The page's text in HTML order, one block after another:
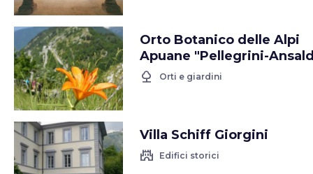
Orto Botanico delle Alpi
Apuane "Pellegrini-
nature Orti e giardini
Villa Schiff Giorgini
castle Edifici storici